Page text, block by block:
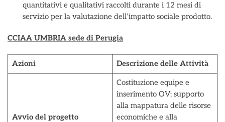
quantitativi e qualitativi raccolti durante i 12 mesi di
servizio per la valutazione dell’impatto sociale prodotto.
CCIAA UMBRIA sede di Perugia
Azioni Descrizione delle Attività
Avvio del progetto
Costituzione equipe e
inserimento OV; supporto
alla mappatura delle risorse
economiche e alla